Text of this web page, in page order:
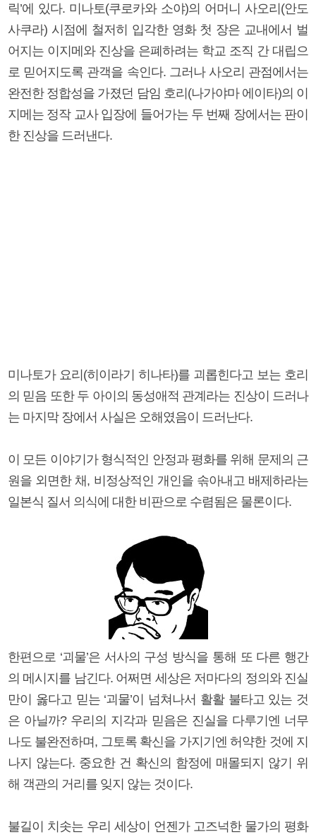
릭’에 있다. 미나토(쿠로카와 소야)의 어머니 사오리(안도
사쿠라) 시점에 철저히 입각한 영화 첫 장은 교내에서 벌
어지는 이지메와 진상을 은폐하려는 학교 조직 간 대립으
로 믿어지도록 관객을 속인다. 그러나 사오리 관점에서는
완전한 정합성을 가졌던 담임 호리(나가야마 에이타)의 이
지메는 정작 교사 입장에 들어가는 두 번째 장에서는 판이
한 진상을 드러낸다.
미나토가 요리(히이라기 히나타)를 괴롭힌다고 보는 호리
의 믿음 또한 두 아이의 동성애적 관계라는 진상이 드러나
는 마지막 장에서 사실은 오해였음이 드러난다.
이 모든 이야기가 형식적인 안정과 평화를 위해 문제의 근
원을 외면한 채, 비정상적인 개인을 솎아내고 배제하라는
일본식 질서 의식에 대한 비판으로 수렴됨은 물론이다.
한편으로 ‘괴물’은 서사의 구성 방식을 통해 또 다른 행간
의 메시지를 남긴다. 어쩌면 세상은 저마다의 정의와 진실
만이 옳다고 믿는 ‘괴물’이 넘쳐나서 활활 불타고 있는 것
은 아닐까? 우리의 지각과 믿음은 진실을 다루기엔 너무
나도 불완전하며, 그토록 확신을 가지기엔 허약한 것에 지
나지 않는다. 중요한 건 확신의 함정에 매몰되지 않기 위
해 객관의 거리를 잊지 않는 것이다.
불길이 치솟는 우리 세상이 언젠가 고즈넉한 물가의 평화